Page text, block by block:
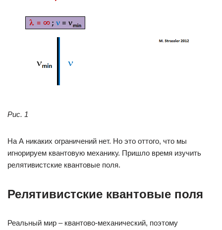
Рис. 1
На А никаких ограничений нет. Но это оттого, что мы
игнорируем квантовую механику. Пришло время изучить
релятивистские квантовые поля.
Релятивистские квантовые поля
Реальный мир – квантово-механический, поэтому